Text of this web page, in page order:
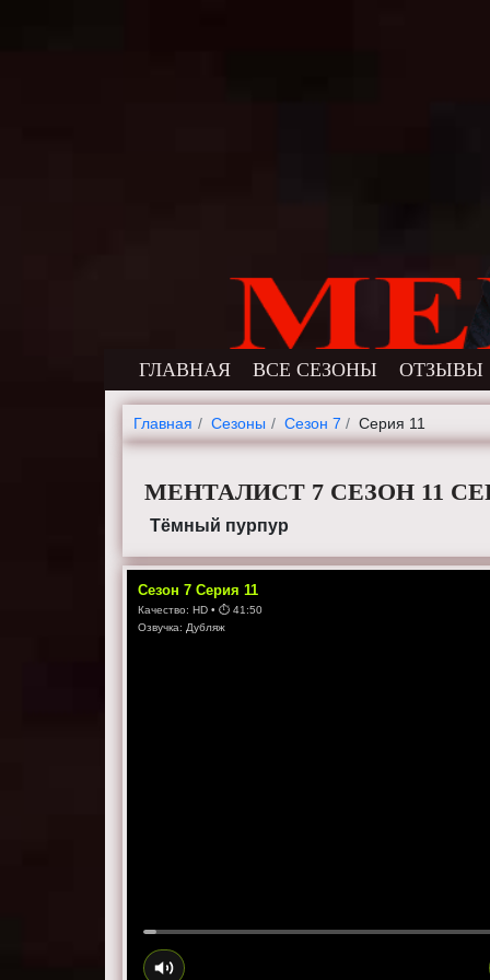
ГЛАВНАЯ ВСЕ СЕЗОНЫ ОТЗЫВЫ
Главная Cезоны Сезон 7 Серия 11
МЕНТАЛИСТ 7 СЕЗОН 11
Тёмный пурпур
Сезон7 Серия11
Качество:HD • ⏱41:50
Озвучка: Дубляж